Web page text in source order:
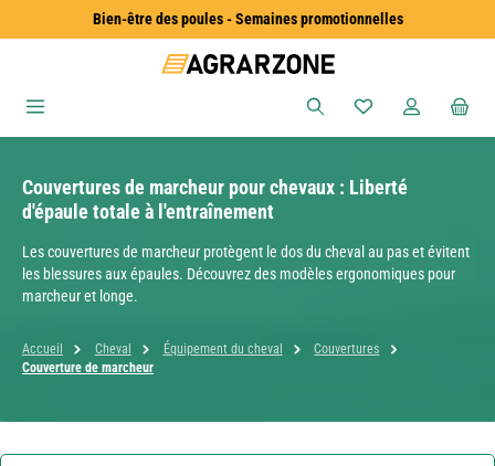
Passer au contenu principalBien-être des poules - Semaines promotionnelles
Vous avez 0
Couvertures de marcheur pour chevaux : Liberté
d'épaule totale à l'entraînement
Les couvertures de marcheur protègent le dos du cheval au pas et évitent
les blessures aux épaules. Découvrez des modèles ergonomiques pour
marcheur et longe.
Accueil Cheval Équipement du cheval
Couvertures
Couverture de marcheur